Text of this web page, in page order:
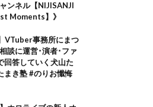
ンネル【NIJISANJI
Moments】》
VTuber事務所にまつ
談に運営･演者･ファ
回答していく犬山た
まき塾 #のりお懺悔